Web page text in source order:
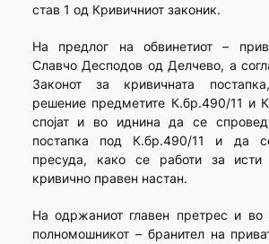
став 1 од Кривичниот законик.
На предлог на обвинетиот –
Славчо Десподов од Делчево, а
Законот за кривичната
решение предметите К.бр.490/11 и
спојат и во иднина да се
постапка под К.бр.490/11 и да
пресуда, како се работи за
кривично правен настан.
На одржаниот главен претрес и во
полномошникот – бранител на